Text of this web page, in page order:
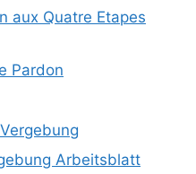
aux Quatre Etapes
Pardon
Arbeitsblatt